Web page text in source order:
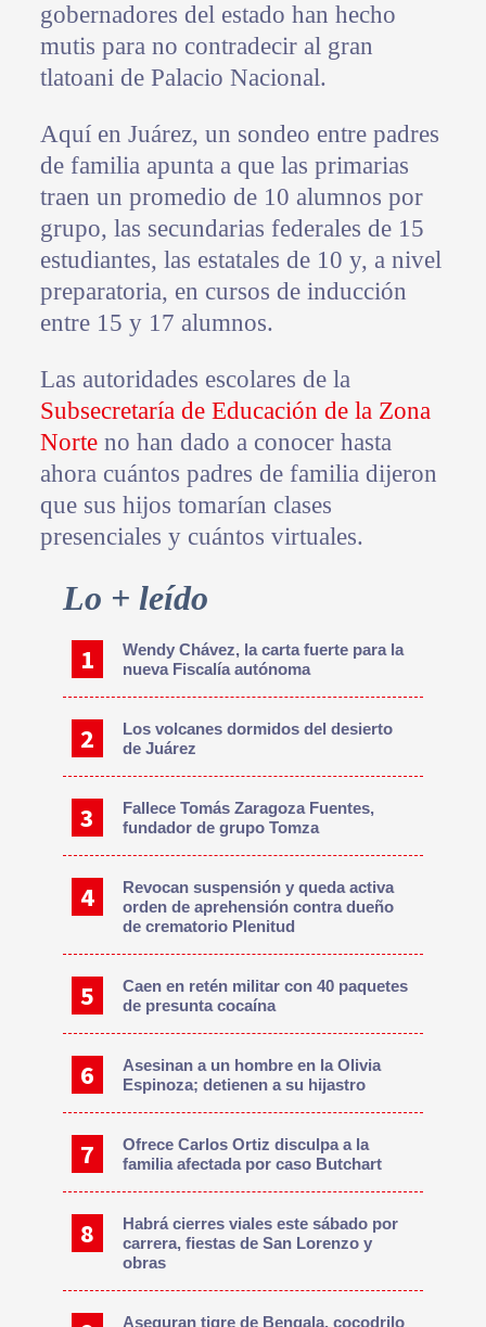
gobernadores del estado han hecho
mutis para no contradecir al gran
tlatoani de Palacio Nacional.
Aquí en Juárez, un sondeo entre padres
de familia apunta a que las primarias
traen un promedio de 10 alumnos por
grupo, las secundarias federales de 15
estudiantes, las estatales de 10 y, a nivel
preparatoria, en cursos de inducción
entre 15 y 17 alumnos.
Las autoridades escolares de la
Subsecretaría de Educación de la Zona
Norteno han dado a conocer hasta
ahora cuántos padres de familia dijeron
que sus hijos tomarían clases
presenciales y cuántos virtuales.
Primary
Sidebar
Lo + leído
Wendy Chávez, la carta fuerte para la
nueva Fiscalía autónoma
Los volcanes dormidos del desierto
de Juárez
Fallece Tomás Zaragoza Fuentes,
fundador de grupo Tomza
Revocan suspensión y queda activa
orden de aprehensión contra dueño
de crematorio Plenitud
Caen en retén militar con 40 paquetes
de presunta cocaína
Asesinan a un hombre en la Olivia
Espinoza; detienen a su hijastro
Ofrece Carlos Ortiz disculpa a la
familia afectada por caso Butchart
Habrá cierres viales este sábado por
carrera, fiestas de San Lorenzo y
obras
Aseguran tigre de Bengala, cocodrilo